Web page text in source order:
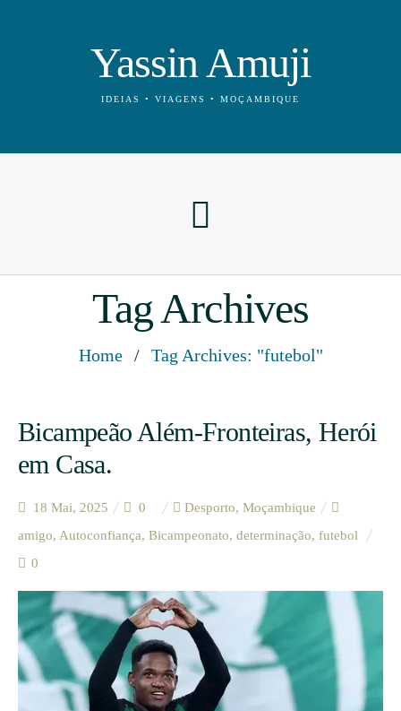
Yassin Amuji
IDEIAS • VIAGENS • MOÇAMBIQUE
Tag Archives
Home / Tag Archives: "futebol"
Bicampeão Além-Fronteiras, Herói
em Casa.
18 Mai, 2025 0 Desporto, Moçambique
amigo, Autoconfiança, Bicampeonato, determinação, futebol
0